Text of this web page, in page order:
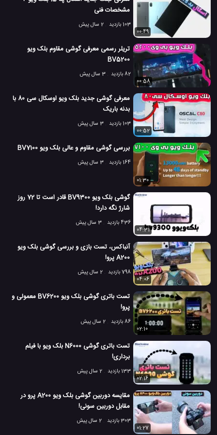
مشخصات فنی
103 بازدید
2 سال پیش
00:49
تریلر رسمی معرفی گوشی مقاوم بلک ویو
BV5200
82 بازدید
3 سال پیش
00:58
معرفی گوشی جدید بلک ویو اوسکال سی 80 با
بدنه باریک
103 بازدید
3 سال پیش
00:52
بررسی گوشی مقاوم و عالی بلک ویو BV7100
164 بازدید 3 سال پیش
01:30
گوشی بلک ویو BV9300 قادر است تا 72 روز
شارژ نگه دارد!
436 بازدید
3 سال پیش
04:31
آنباکس، تست بازی و بررسی گوشی بلک ویو
A200 پرو!
798 بازدید
2 سال پیش
04:06
تست باتری گوشی بلک ویو BV6200 معمولی و
پرو!
86 بازدید
2 سال پیش
02:10
تست باتری گوشی N6000 بلک ویو با فیلم
برداری!
133 بازدید
2 سال پیش
02:16
مقایسه دوربین گوشی بلک ویو A200 پرو در
مقابل دوربین سونی!
303 بازدید
2 سال پیش
01:27